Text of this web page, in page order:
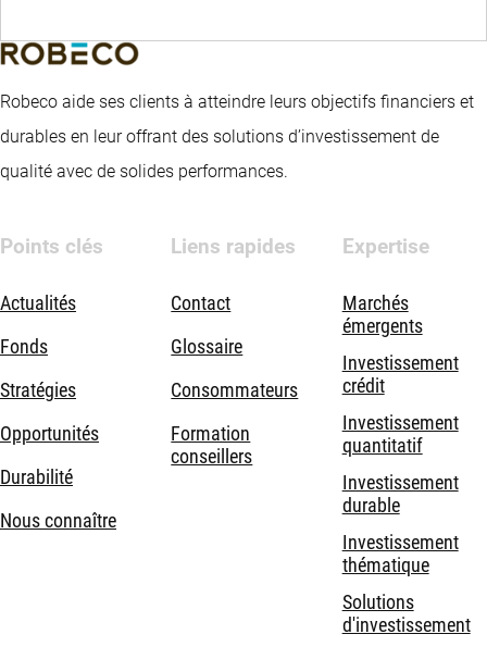
Robeco aide ses clients à atteindre leurs objectifs financiers et
durables en leur offrant des solutions d’investissement de
qualité avec de solides performances.
Points clés
Actualités
Fonds
Stratégies
Opportunités
Durabilité
Nous connaître
Liens rapides
Contact
Glossaire
Consommateurs
Formation
conseillers
Expertise
Marchés
émergents
Investissement
crédit
Investissement
quantitatif
Investissement
durable
Investissement
thématique
Solutions
d'investissement